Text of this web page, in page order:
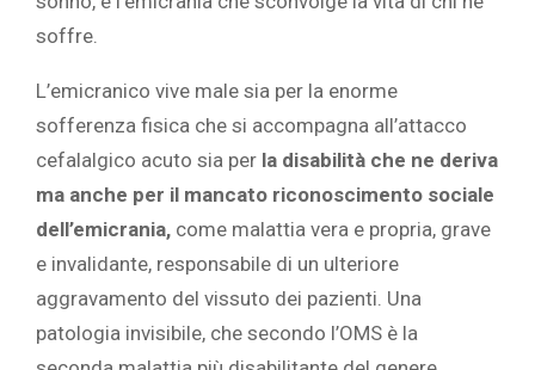
soffre.
L’emicranico vive male sia per la enorme
sofferenza fisica che si accompagna all’attacco
cefalalgico acuto sia per la disabilità che ne deriva
ma anche per il mancato riconoscimento sociale
dell’emicrania, come malattia vera e propria, grave
e invalidante, responsabile di un ulteriore
aggravamento del vissuto dei pazienti. Una
patologia invisibile, che secondo l’OMS è la